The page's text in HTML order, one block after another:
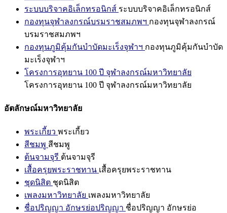
ระบบบริจาคอิเล็กทรอนิกส์ ระบบบริจาคอิเล็กทรอนิกส์
กองทุนจุฬาลงกรณ์บรมราชสมภพฯ กองทุนจุฬาลงกรณ์
บรมราชสมภพฯ
กองทุนภูมิคุ้มกันบำบัดมะเร็งจุฬาฯ กองทุนภูมิคุ้มกันบำบัด
มะเร็งจุฬาฯ
โครงการอุทยาน 100 ปี จุฬาลงกรณ์มหาวิทยาลัย
โครงการอุทยาน 100 ปี จุฬาลงกรณ์มหาวิทยาลัย
อัตลักษณ์มหาวิทยาลัย
พระเกี้ยว พระเกี้ยว
สีชมพู สีชมพู
ต้นจามจุรี ต้นจามจุรี
เสื้อครุยพระราชทาน เสื้อครุยพระราชทาน
ชุดนิสิต ชุดนิสิต
เพลงมหาวิทยาลัย เพลงมหาวิทยาลัย
ชื่อปริญญา อักษรย่อปริญญา ชื่อปริญญา อักษรย่อ